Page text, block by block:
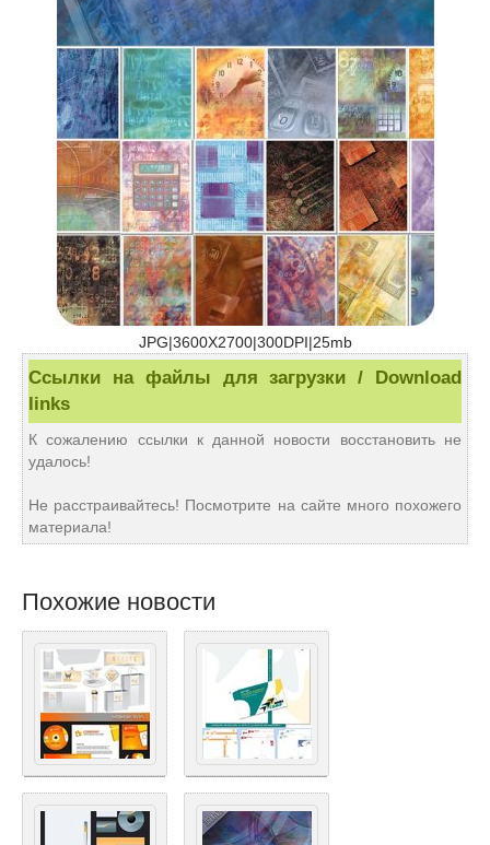
JPG|3600X2700|300DPI|25mb
Ссылки на файлы для загрузки / Download
links
К сожалению ссылки к данной новости восстановить не
удалось!
Не расстраивайтесь! Посмотрите на сайте много похожего
материала!
Похожие новости